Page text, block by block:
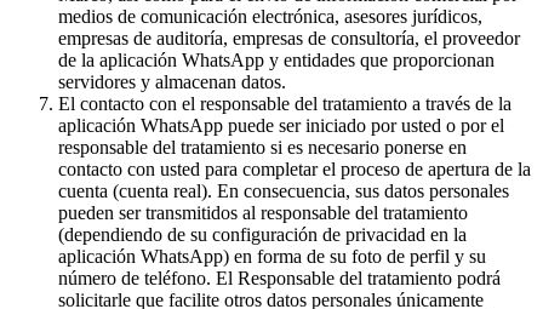
medios de comunicación electrónica, asesores jurídicos,
empresas de auditoría, empresas de consultoría, el proveedor
de la aplicación WhatsApp y entidades que proporcionan
servidores y almacenan datos.
El contacto con el responsable del tratamiento a través de la
aplicación WhatsApp puede ser iniciado por usted o por el
responsable del tratamiento si es necesario ponerse en
contacto con usted para completar el proceso de apertura de la
cuenta (cuenta real). En consecuencia, sus datos personales
pueden ser transmitidos al responsable del tratamiento
(dependiendo de su configuración de privacidad en la
aplicación WhatsApp) en forma de su foto de perfil y su
número de teléfono. El Responsable del tratamiento podrá
solicitarle que facilite otros datos personales únicamente